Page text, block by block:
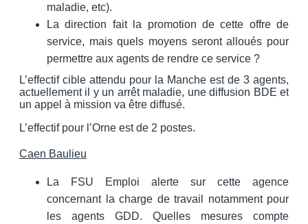
maladie, etc).
La direction fait la promotion de cette offre de
service, mais quels moyens seront alloués pour
permettre aux agents de rendre ce service ?
L’effectif cible attendu pour la Manche est de 3 agents,
actuellement il y un arrêt maladie, une diffusion BDE et
un appel à mission va être diffusé.
L’effectif pour l’Orne est de 2 postes.
Caen Baulieu
La FSU Emploi alerte sur cette agence
concernant la charge de travail notamment pour
les agents GDD. Quelles mesures compte